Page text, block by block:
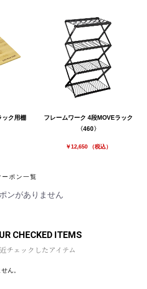
続ける カートへ進む
ック用棚
フレームワーク 4段MOVEラック
〈460〉
￥12,650 （税込）
ーポン一覧
ンがありません
CHECKED ITEMS
チェックしたアイテム
ん。